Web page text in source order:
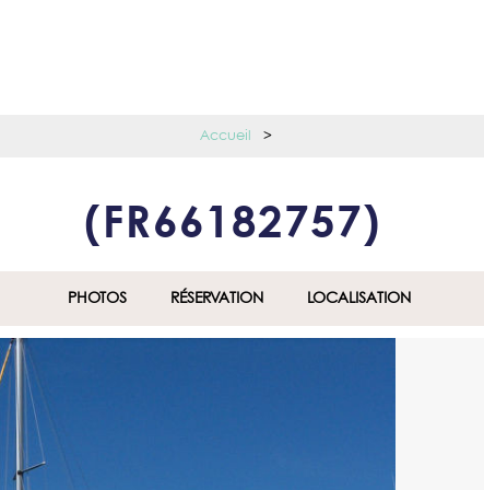
Accueil >
( FR66182757)
PHOTOS RÉSERVATION LOCALISATION